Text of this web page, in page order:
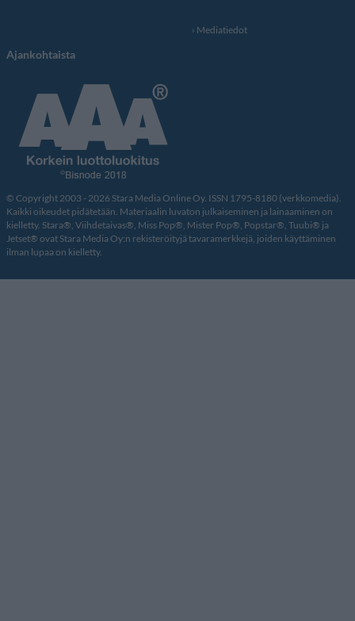
Mediatiedot
Ajankohtaista
© Copyright 2003 - 2026 Stara Media Online Oy. ISSN 1795-8180 (verkkomedia).
Kaikki oikeudet pidätetään. Materiaalin luvaton julkaiseminen ja lainaaminen on
kielletty. Stara®, Viihdetaivas®, Miss Pop®, Mister Pop®, Popstar®, Tuubi® ja
Jetset® ovat Stara Media Oy:n rekisteröityjä tavaramerkkejä, joiden käyttäminen
ilman lupaa on kielletty.